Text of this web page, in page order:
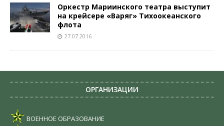
Оркестр Мариинского театра выступит
на крейсере «Варяг» Тихоокеанского
флота
27.07.2016
ОРГАНИЗАЦИИ
ВОЕННОЕ ОБРАЗОВАНИЕ